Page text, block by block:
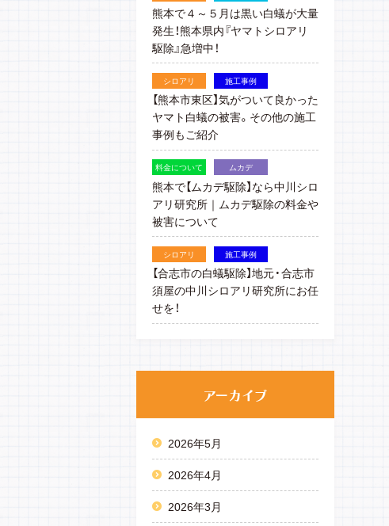
熊本で４～５月は黒い白蟻が大量
発生！熊本県内『ヤマトシロアリ
駆除』急増中！
シロアリ 施工事例
【熊本市東区】気がついて良かった
ヤマト白蟻の被害。その他の施工
事例もご紹介
料金について ムカデ
熊本で【ムカデ駆除】なら中川シロ
アリ研究所｜ムカデ駆除の料金や
被害について
シロアリ 施工事例
【合志市の白蟻駆除】地元・合志市
須屋の中川シロアリ研究所にお任
せを！
2026年5月
2026年4月
2026年3月